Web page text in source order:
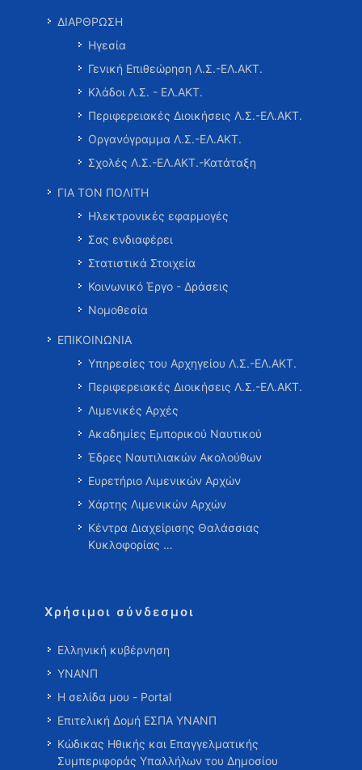
ΔΙΑΡΘΡΩΣΗ
Ηγεσία
Γενική Επιθεώρηση Λ.Σ.-ΕΛ.ΑΚΤ.
Κλάδοι Λ.Σ. - ΕΛ.ΑΚΤ.
Περιφερειακές Διοικήσεις Λ.Σ.-ΕΛ.ΑΚΤ.
Οργανόγραμμα Λ.Σ.-ΕΛ.ΑΚΤ.
Σχολές Λ.Σ.-ΕΛ.ΑΚΤ.-Κατάταξη
ΓΙΑ ΤΟΝ ΠΟΛΙΤΗ
Ηλεκτρονικές εφαρμογές
Σας ενδιαφέρει
Στατιστικά Στοιχεία
Κοινωνικό Έργο - Δράσεις
Νομοθεσία
ΕΠΙΚΟΙΝΩΝΙΑ
Υπηρεσίες του Αρχηγείου Λ.Σ.-ΕΛ.ΑΚΤ.
Περιφερειακές Διοικήσεις Λ.Σ.-ΕΛ.ΑΚΤ.
Λιμενικές Αρχές
Ακαδημίες Εμπορικού Ναυτικού
Έδρες Ναυτιλιακών Ακολούθων
Ευρετήριο Λιμενικών Αρχών
Χάρτης Λιμενικών Αρχών
Κέντρα Διαχείρισης Θαλάσσιας
Κυκλοφορίας …
Χρήσιμοι σύνδεσμοι
Ελληνική κυβέρνηση
ΥΝΑΝΠ
Η σελίδα μου - Portal
Επιτελική Δομή ΕΣΠΑ ΥΝΑΝΠ
Κώδικας Ηθικής και Επαγγελματικής
Συμπεριφοράς Υπαλλήλων του Δημοσίου